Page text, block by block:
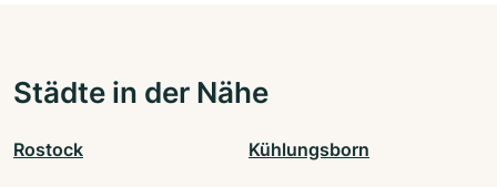
Städte in der Nähe
Rostock Kühlungsborn